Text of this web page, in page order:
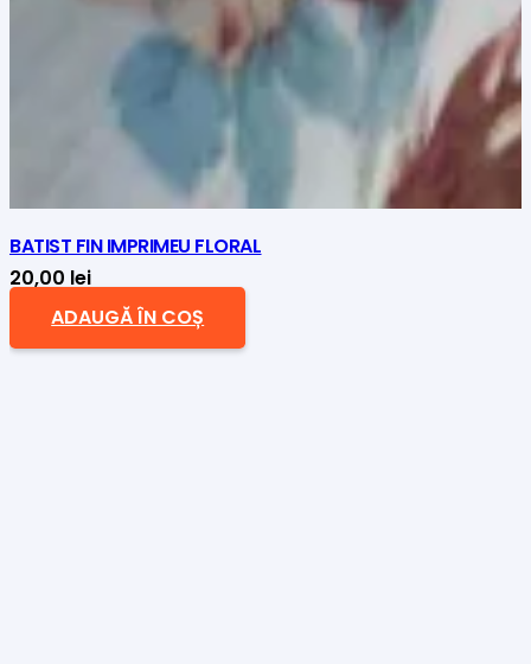
BATIST FIN IMPRIMEU FLORAL
20,00 lei
ADAUGĂ ÎN COȘ